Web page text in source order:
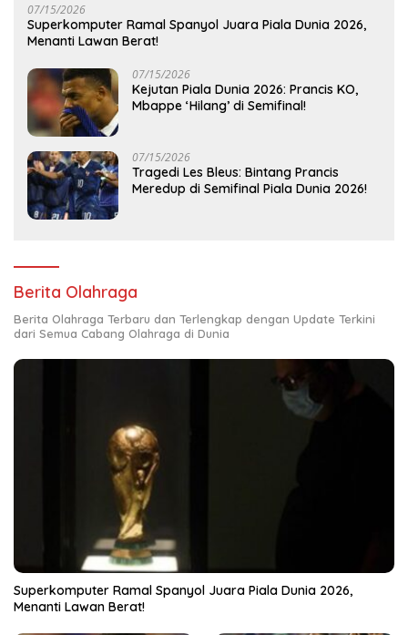
07/15/2026
Superkomputer Ramal Spanyol Juara Piala Dunia 2026,
Menanti Lawan Berat!
07/15/2026
Kejutan Piala Dunia 2026: Prancis KO,
Mbappe ‘Hilang’ di Semifinal!
07/15/2026
Tragedi Les Bleus: Bintang Prancis
Meredup di Semifinal Piala Dunia 2026!
Berita Olahraga
Berita Olahraga Terbaru dan Terlengkap dengan Update Terkini
dari Semua Cabang Olahraga di Dunia
Superkomputer Ramal Spanyol Juara Piala Dunia 2026,
Menanti Lawan Berat!